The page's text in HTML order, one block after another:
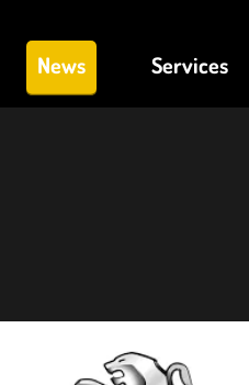
News Services